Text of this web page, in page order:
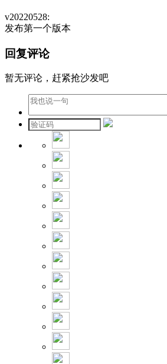
v20220528:
发布第一个版本
回复评论
暂无评论，赶紧抢沙发吧